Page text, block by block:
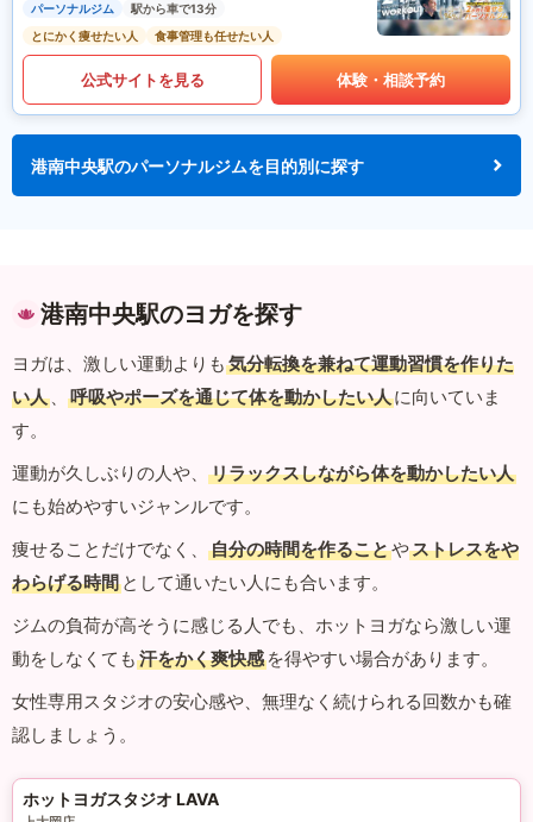
パーソナルジム
駅から車で13分
とにかく痩せたい人
食事管理も任せたい人
公式サイトを見る 体験・相談予約
港南中央駅のパーソナルジムを目的別に探す
港南中央駅のヨガを探す
ヨガは、激しい運動よりも 気分転換を兼ねて運動習慣を作りた
い人 、 呼吸やポーズを通じて体を動かしたい人に向いていま
す。
運動が久しぶりの人や、
リラックスしながら体を動かしたい人
にも始めやすいジャンルです。
痩せることだけでなく、
自分の時間を作ることやストレスをや
わらげる時間 として通いたい人にも合います。
ジムの負荷が高そうに感じる人でも、ホットヨガなら激しい運
動をしなくても 汗をかく爽快感 を得やすい場合があります。
女性専用スタジオの安心感や、無理なく続けられる回数かも確
認しましょう。
ホットヨガスタジオ LAVA